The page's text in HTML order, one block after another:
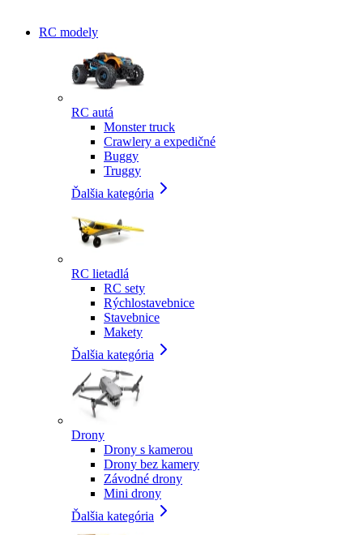
RC modely
RC autá
Monster truck
Crawlery a expedičné
Buggy
Truggy
Ďalšia kategória
RC lietadlá
RC sety
Rýchlostavebnice
Stavebnice
Makety
Ďalšia kategória
Drony
Drony s kamerou
Drony bez kamery
Závodné drony
Mini drony
Ďalšia kategória